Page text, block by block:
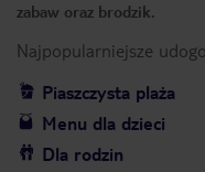
zabaw oraz brodzik.
Najpopularniejsze
Piaszczysta plaża
Menu dla dzieci
Dla rodzin